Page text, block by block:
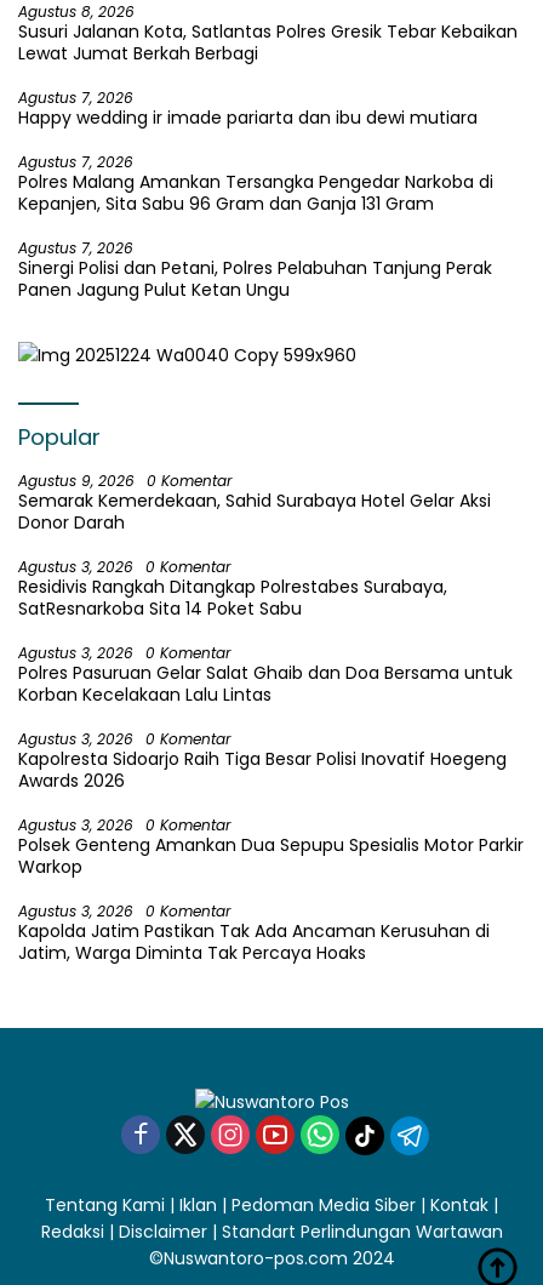
Agustus 8, 2026
Susuri Jalanan Kota, Satlantas Polres Gresik Tebar Kebaikan
Lewat Jumat Berkah Berbagi
Agustus 7, 2026
Happy wedding ir imade pariarta dan ibu dewi mutiara
Agustus 7, 2026
Polres Malang Amankan Tersangka Pengedar Narkoba di
Kepanjen, Sita Sabu 96 Gram dan Ganja 131 Gram
Agustus 7, 2026
Sinergi Polisi dan Petani, Polres Pelabuhan Tanjung Perak
Panen Jagung Pulut Ketan Ungu
Popular
Agustus 9, 2026 0 Komentar
Semarak Kemerdekaan, Sahid Surabaya Hotel Gelar Aksi
Donor Darah
Agustus 3, 2026 0 Komentar
Residivis Rangkah Ditangkap Polrestabes Surabaya,
SatResnarkoba Sita 14 Poket Sabu
Agustus 3, 2026 0 Komentar
Polres Pasuruan Gelar Salat Ghaib dan Doa Bersama untuk
Korban Kecelakaan Lalu Lintas
Agustus 3, 2026 0 Komentar
Kapolresta Sidoarjo Raih Tiga Besar Polisi Inovatif Hoegeng
Awards 2026
Agustus 3, 2026 0 Komentar
Polsek Genteng Amankan Dua Sepupu Spesialis Motor Parkir
Warkop
Agustus 3, 2026 0 Komentar
Kapolda Jatim Pastikan Tak Ada Ancaman Kerusuhan di
Jatim, Warga Diminta Tak Percaya Hoaks
Tentang Kami | Iklan | Pedoman Media Siber | Kontak |
Redaksi | Disclaimer| Standart Perlindungan Wartawan
©Nuswantoro-pos.com 2024